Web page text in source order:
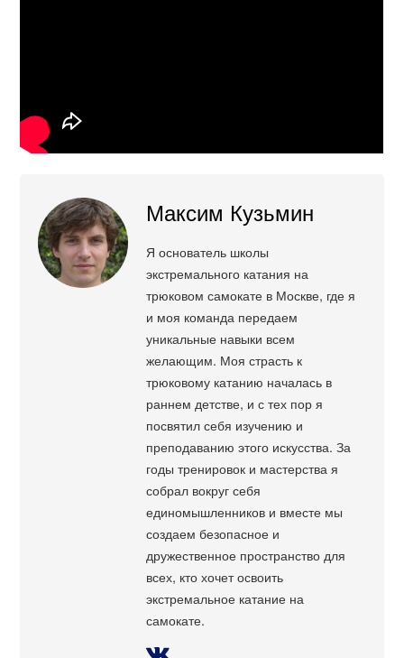
Максим Кузьмин
Я основатель школы
экстремального катания на
трюковом самокате в Москве, где я
и моя команда передаем
уникальные навыки всем
желающим. Моя страсть к
трюковому катанию началась в
раннем детстве, и с тех пор я
посвятил себя изучению и
преподаванию этого искусства. За
годы тренировок и мастерства я
собрал вокруг себя
единомышленников и вместе мы
создаем безопасное и
дружественное пространство для
всех, кто хочет освоить
экстремальное катание на
самокате.